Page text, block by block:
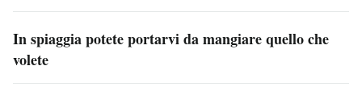
In spiaggia potete portarvi da mangiare quello che
volete